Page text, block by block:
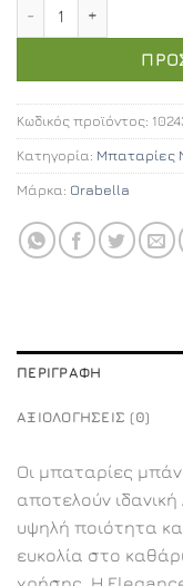
Κωδικός προϊόντος:
Κατηγορία: Μπαταρίες
Μάρκα: Orabella
ΠΕΡΙΓΡΑΦΉ
ΑΞΙΟΛΟΓΉΣΕΙΣ (0)
Οι μπαταρίες
αποτελούν
υψηλή ποιότητα
ευκολία στο